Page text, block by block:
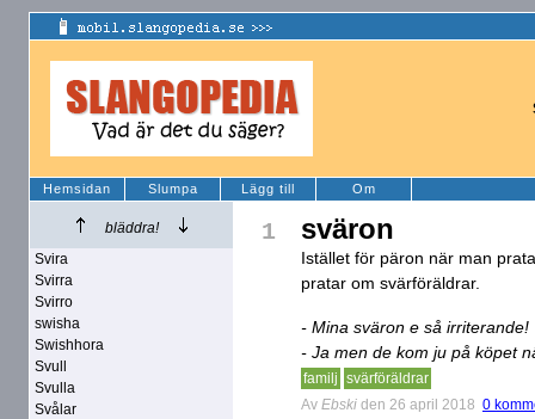
Hemsidan Slumpa Lägg till Om
bläddra!
Svira
Svirra
Svirro
swisha
Swishhora
Svull
Svulla
Svålar
1 sväron
Istället för päron när man
pratar om svärföräldrar.
- Mina sväron e så irriterande!
- Ja men de kom ju på köpet
familj svärföräldrar
Av Ebski den 26 april 2018 0